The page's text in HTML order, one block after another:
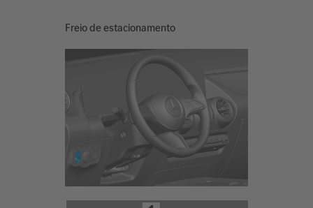
Freio de estacionamento